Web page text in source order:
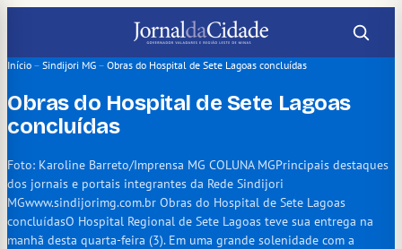
o
Início – Sindijori MG – Obras do Hospital de Sete Lagoas concluídas
Obras do Hospital de Sete Lagoas
concluídas
Foto: Karoline Barreto/Imprensa MG COLUNA MGPrincipais destaques
dos jornais e portais integrantes da Rede Sindijori
MGwww.sindijorimg.com.br Obras do Hospital de Sete Lagoas
concluídasO Hospital Regional de Sete Lagoas teve sua entrega na
manhã desta quarta-feira (3). Em uma grande solenidade com a